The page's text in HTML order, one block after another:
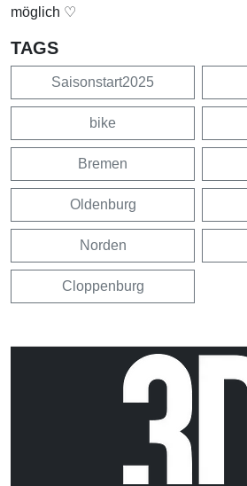
möglich ♡
TAGS
Saisonstart2025
bike
Bremen
Oldenburg
Norden
Cloppenburg